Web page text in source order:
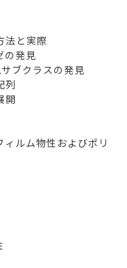
法と実際
発見
ブクラスの発見
列
開
ルム物性およびポリ